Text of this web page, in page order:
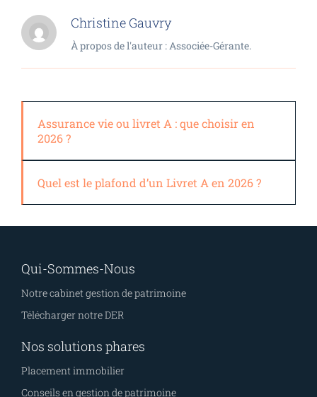
Christine Gauvry
À propos de l'auteur : Associée-Gérante.
Assurance vie ou livret A : que choisir en
2026 ?
Quel est le plafond d’un Livret A en 2026 ?
Qui-Sommes-Nous
Notre cabinet gestion de patrimoine
Télécharger notre DER
Nos solutions phares
Placement immobilier
Conseils en gestion de patrimoine